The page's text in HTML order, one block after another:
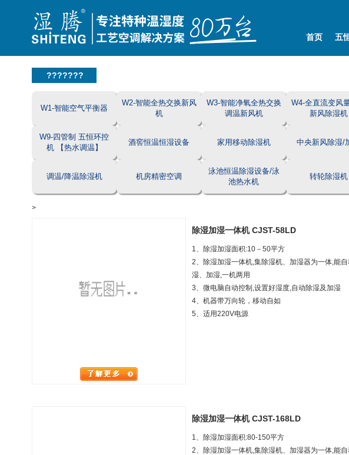
首页 五
???????
W1-智能空气平衡器
W2-智能全热交换新风
机
W3-智能净氧全热交换
调温新风机
W4-全直流变风
新风除湿机
W9-四管制 五恒环控
机 【热水调温】
酒窖恒温恒湿设备 家用移动除湿机 中央新风除湿/
调温/降温除湿机 机房精密空调
泳池恒温除湿设备/泳
池热水机
转轮除湿机
>
除湿加湿一体机 CJST-58LD
1、除湿加湿面积:10－50平方
2、除湿加湿一体机,集除湿机、加湿器为一体,能
湿、加湿,一机两用
3、微电脑自动控制,设置好湿度,自动除湿及加湿
4、机器带万向轮，移动自如
5、适用220V电源
除湿加湿一体机 CJST-168LD
1、除湿加湿面积:80-150平方
2、除湿加湿一体机,集除湿机、加湿器为一体,能